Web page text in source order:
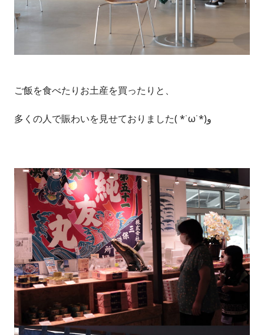
ご飯を食べたりお土産を買ったりと、
多くの人で賑わいを見せておりました( *˙ω˙*)و